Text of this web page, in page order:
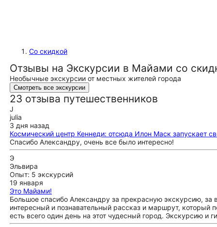
Со скидкой
Отзывы на Экскурсии в Майами со
Необычные экскурсии от местных жителей города
Смотреть все экскурсии
23 отзыва путешественников
J
julia
3 дня назад
Космический центр Кеннеди: отсюда Илон Маск запускает
Спасибо Александру, очень все было интересно!
Э
Эльвира
Опыт: 5 экскурсий
19 января
Это Майами!
Большое спасибо Александру за прекрасную экскурсию,
интересный и познавательный рассказ и маршрут, который
есть всего один день на этот чудесный город. Экскурсию и